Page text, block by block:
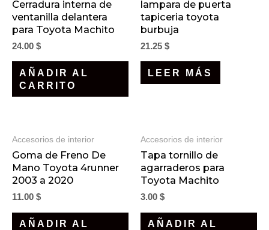
Cerradura interna de
ventanilla delantera
para Toyota Machito
24.00 $
AÑADIR AL
CARRITO
lampara de puerta
tapiceria toyota
burbuja
21.25 $
LEER MÁS
Accesorios de interior
Goma de Freno De
Mano Toyota 4runner
2003 a 2020
11.00 $
AÑADIR AL
Accesorios de interior
Tapa tornillo de
agarraderos para
Toyota Machito
3.00 $
AÑADIR AL